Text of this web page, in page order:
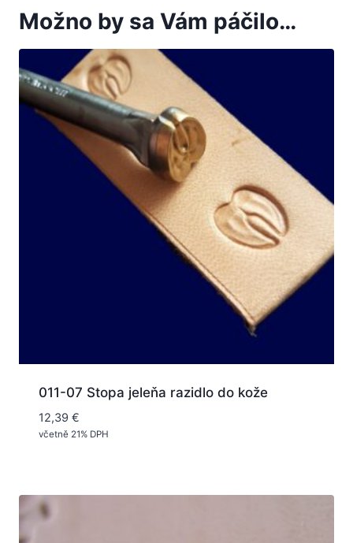
Možno by sa Vám páčilo…
011-07 Stopa jeleňa razidlo do kože
12,39 €
včetně 21% DPH